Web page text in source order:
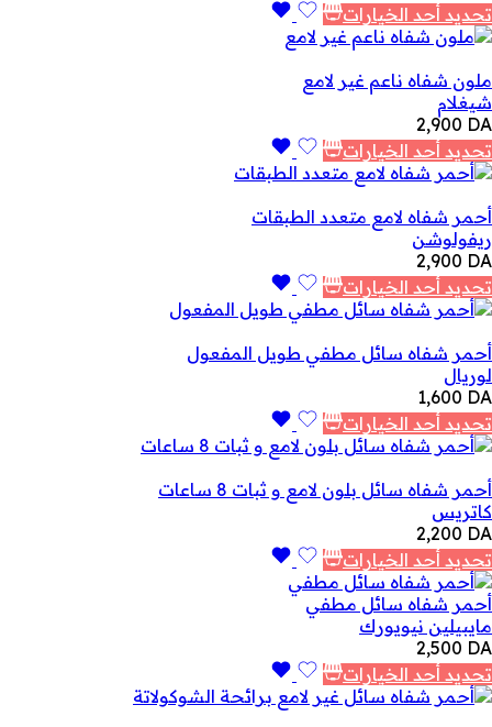
تحديد أحد الخيارات
ملون شفاه ناعم غير لامع
شيغلام
2,900 DA
تحديد أحد الخيارات
أحمر شفاه لامع متعدد الطبقات
ريفولوشن
2,900 DA
تحديد أحد الخيارات
أحمر شفاه سائل مطفي طويل المفعول
لوريال
1,600 DA
تحديد أحد الخيارات
أحمر شفاه سائل بلون لامع و ثبات 8 ساعات
كاتريس
2,200 DA
تحديد أحد الخيارات
أحمر شفاه سائل مطفي
مايبيلين نيويورك
2,500 DA
تحديد أحد الخيارات